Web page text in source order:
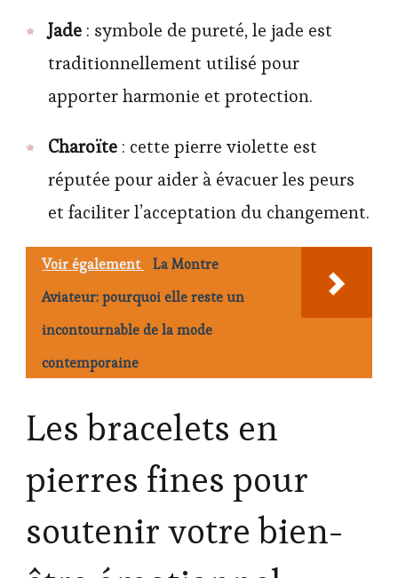
Jade : symbole de pureté, le jade est
traditionnellement utilisé pour
apporter harmonie et protection.
Charoïte : cette pierre violette est
réputée pour aider à évacuer les peurs
et faciliter l’acceptation du changement.
Voir également
La Montre
Aviateur: pourquoi elle reste un
incontournable de la mode
contemporaine
Les bracelets en
pierres fines pour
soutenir votre bien-